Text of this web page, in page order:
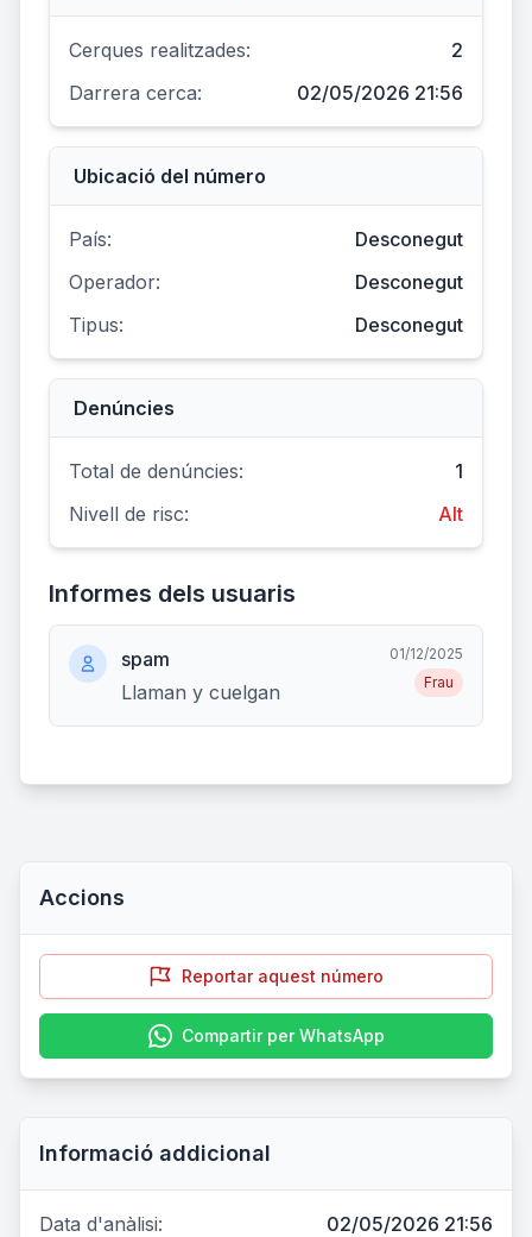
Cerques realitzades:
2
Darrera cerca:
02/05/2026 21:56
Ubicació del número
País:
Desconegut
Operador:
Desconegut
Tipus:
Desconegut
Denúncies
Total de denúncies:
1
Nivell de risc:
Alt
Informes dels usuaris
spam
Llaman y cuelgan
01/12/2025
Frau
Accions
Reportar aquest número
Compartir per WhatsApp
Informació addicional
Data d'anàlisi:
02/05/2026 21:56